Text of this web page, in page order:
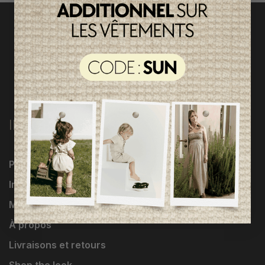
INFORMATIONS
Programme Loyauté
Influenceuses
Marques
À propos
Livraisons et retours